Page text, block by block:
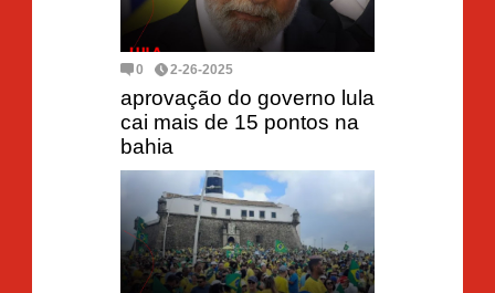
0 2-26-2025
aprovação do governo lula
cai mais de 15 pontos na
bahia